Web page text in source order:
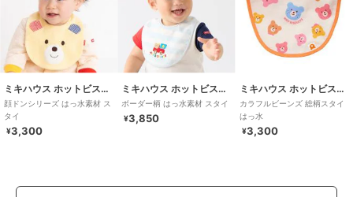
ミキハウス ホットビスケッツ
顔ドンシリーズ はっ水素材 ス
タイ
¥3,300
ミキハウス ホットビスケッツ
ボーダー柄 はっ水素材 スタイ
¥3,850
ミキハウス ホットビスケッツ
カラフルビーンズ 総柄スタイ
はっ水
¥3,300